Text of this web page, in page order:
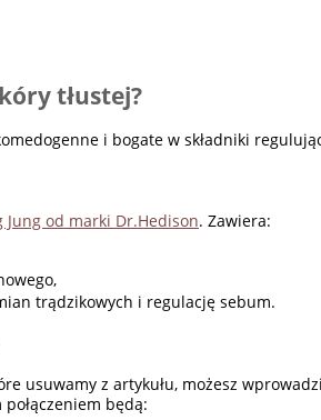
tłustej?
i bogate w składniki
Jung od marki Dr.Hedison. Zawiera:
trądzikowych i regulację sebum.
usuwamy z artykułu, możesz
będą: